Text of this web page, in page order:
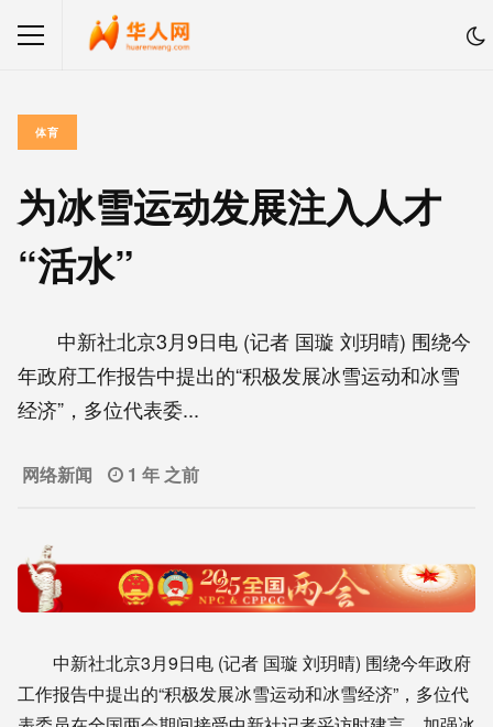
体育
为冰雪运动发展注入人才
“活水”
中新社北京3月9日电 (记者 国璇 刘玥晴) 围绕今
年政府工作报告中提出的“积极发展冰雪运动和冰雪
经济”，多位代表委...
网络新闻 1 年 之前
中新社北京3月9日电 (记者 国璇 刘玥晴) 围绕今年政府
工作报告中提出的“积极发展冰雪运动和冰雪经济”，多位代